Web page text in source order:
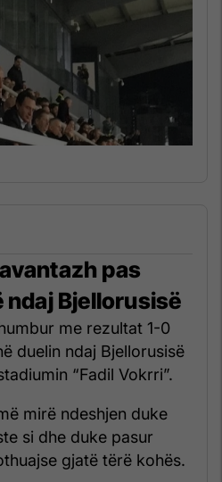
pas
ndaj Bjellorusisë
me rezultat 1-0
duelin ndaj Bjellorusisë
“Fadil Vokrri”.
mirë ndeshjen duke
si dhe duke pasur
gjatë tërë kohës.